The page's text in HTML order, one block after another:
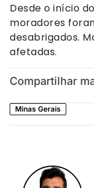
Desde o início
moradores
desabrigados.
afetadas.
Compartilhar
Minas Gerais